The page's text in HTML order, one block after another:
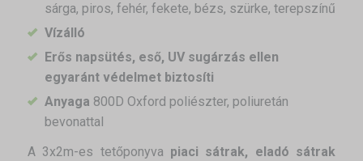
sárga, piros, fehér, fekete, bézs, szürke, terepszínű
Vízálló
Erős napsütés, eső, UV sugárzás ellen
egyaránt védelmet biztosíti
Anyaga 800D Oxford poliészter, poliuretán
bevonattal
A 3x2m-es tetőponyva piaci sátrak, eladó sátrak